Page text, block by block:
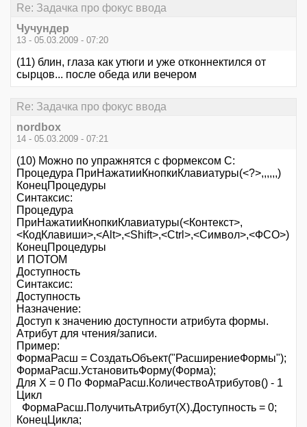
Re: Задачка про фокус ввода
Чучундер
13 - 05.03.2009 - 07:20
(11) блин, глаза как утюги и уже отконнектился от
сырцов... после обеда или вечером
Re: Задачка про фокус ввода
nordbox
14 - 05.03.2009 - 07:21
(10) Можно по упражнятся с формексом C:
Процедура ПриНажатииКнопкиКлавиатуры(<?>,,,,,,)
КонецПроцедуры
Синтаксис:
Процедура
ПриНажатииКнопкиКлавиатуры(<Контекст>,
<КодКлавиши>,<Alt>,<Shift>,<Ctrl>,<Символ>,<ФСО>)
КонецПроцедуры
И ПОТОМ
Доступность
Синтаксис:
Доступность
Назначение:
Доступ к значению доступности атрибута формы.
Атрибут для чтения/записи.
Пример:
ФормаРасш = СоздатьОбъект("РасширениеФормы");
ФормаРасш.УстановитьФорму(Форма);
Для Х = 0 По ФормаРасш.КоличествоАтрибутов() - 1
Цикл
ФормаРасш.ПолучитьАтрибут(Х).Доступность = 0;
КонецЦикла;